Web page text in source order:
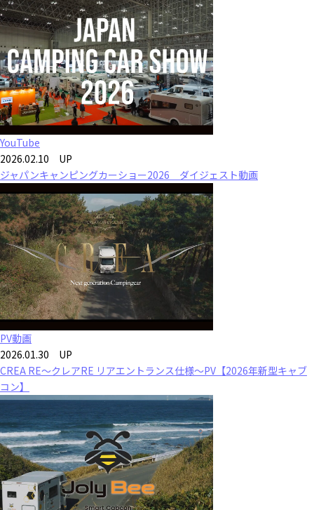
YouTube
2026.02.10 UP
ジャパンキャンピングカーショー2026 ダイジェスト動画
PV動画
2026.01.30 UP
CREA RE～クレアRE リアエントランス仕様～PV【2026年新型キャブ
コン】